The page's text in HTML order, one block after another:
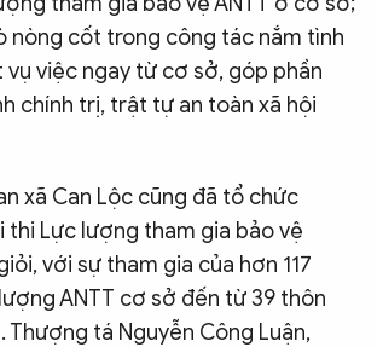
nòng cốt trong công tác nắm tình
vụ việc ngay từ cơ sở, góp phần
chính trị, trật tự an toàn xã hội
xã Can Lộc cũng đã tổ chức
thi Lực lượng tham gia bảo vệ
với sự tham gia của hơn 117
ANTT cơ sở đến từ 39 thôn
Thượng tá Nguyễn Công Luận,